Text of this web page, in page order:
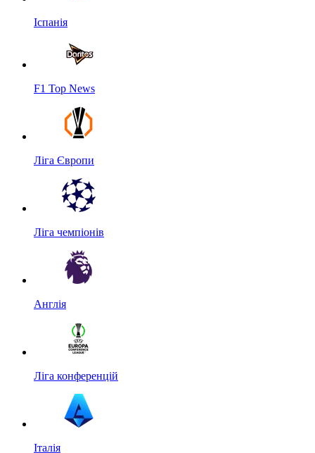
Іспанія
F1 Top News
Ліга Європи
Ліга чемпіонів
Англія
Ліга конференцій
Італія